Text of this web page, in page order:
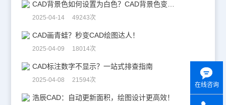
2025-04-14 49243次
CAD画青蛙？秒变CAD绘图达人！
2025-04-09 18014次
CAD标注数字不显示？一站式排查指南
2025-04-08 21594次
浩辰CAD：自动更新面积，绘图设计更高效！
在线咨询